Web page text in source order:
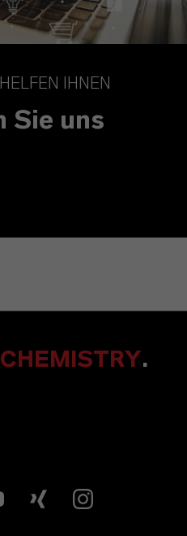
IHNEN
Sie uns
CHEMISTRY.